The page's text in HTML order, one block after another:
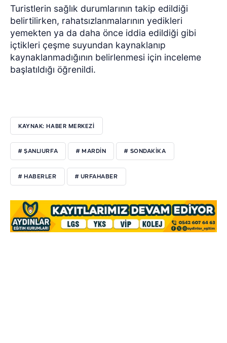
Turistlerin sağlık durumlarının takip edildiği
belirtilirken, rahatsızlanmalarının yedikleri
yemekten ya da daha önce iddia edildiği gibi
içtikleri çeşme suyundan kaynaklanıp
kaynaklanmadığının belirlenmesi için inceleme
başlatıldığı öğrenildi.
KAYNAK: HABER MERKEZI
# ŞANLIURFA # MARDIN # SONDAKIKA
# HABERLER # URFAHABER